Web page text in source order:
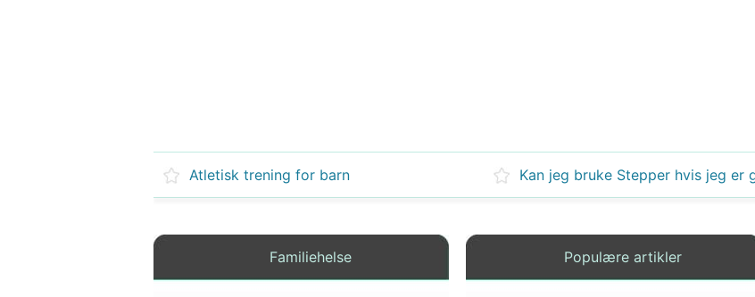
Atletisk trening for barn
Familiehelse Populære artikler